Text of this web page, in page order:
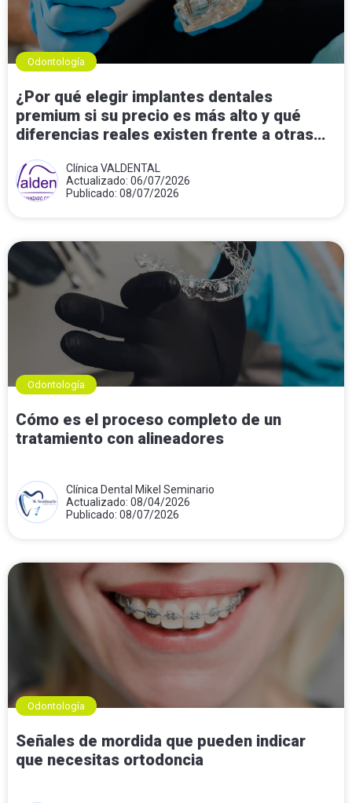
Odontología
¿Por qué elegir implantes dentales
premium si su precio es más alto y qué
diferencias reales existen frente a otras
Clínica VALDENTAL
Actualizado: 06/07/2026
Publicado: 08/07/2026
Odontología
Cómo es el proceso completo de un
tratamiento con alineadores
Clínica Dental Mikel Seminario
Actualizado: 08/04/2026
Publicado: 08/07/2026
Odontología
Señales de mordida que pueden indicar
que necesitas ortodoncia